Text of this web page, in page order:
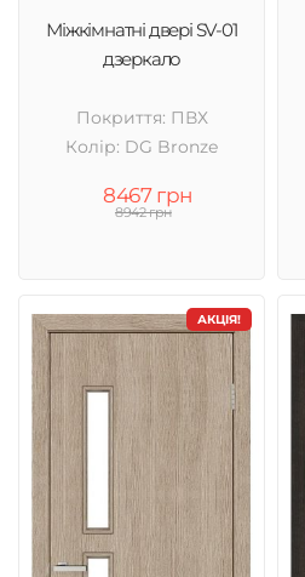
Міжкімнатні двері SV-01
дзеркало
Покриття: ПВХ
Колір: DG Bronze
8467 грн
8942 грн
АКЦІЯ!